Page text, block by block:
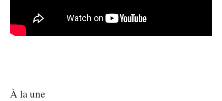
À la une